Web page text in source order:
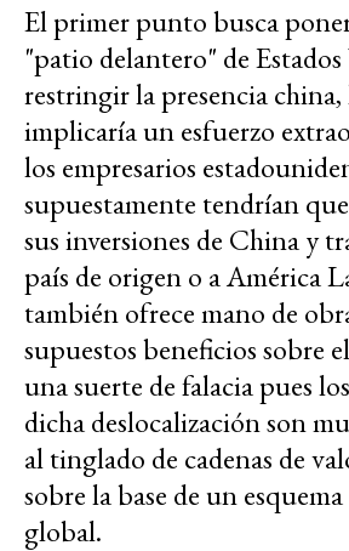
El primer punto busca
"patio delantero" de
restringir la presencia
implicaría un esfuerzo
los empresarios
supuestamente tendrían
sus inversiones de China y
país de origen o a América
también ofrece mano de
supuestos beneficios sobre
una suerte de falacia pues
dicha deslocalización son
al tinglado de cadenas de
sobre la base de un
global.